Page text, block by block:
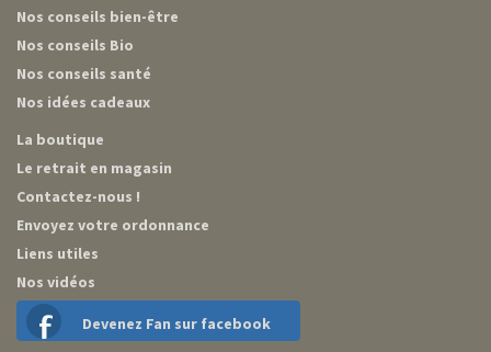
Nos conseils bien-être
Nos conseils Bio
Nos conseils santé
Nos idées cadeaux
La boutique
Le retrait en magasin
Contactez-nous !
Envoyez votre ordonnance
Liens utiles
Nos vidéos
Devenez Fan sur facebook